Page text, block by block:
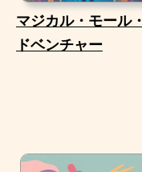
マジカル・モール
ドベンチャー